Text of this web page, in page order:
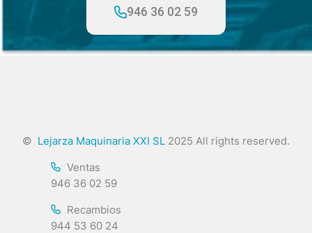
946 36 02 59
© Lejarza Maquinaria XXI SL 2025 All rights reserved.
Ventas
946 36 02 59
Recambios
944 53 60 24